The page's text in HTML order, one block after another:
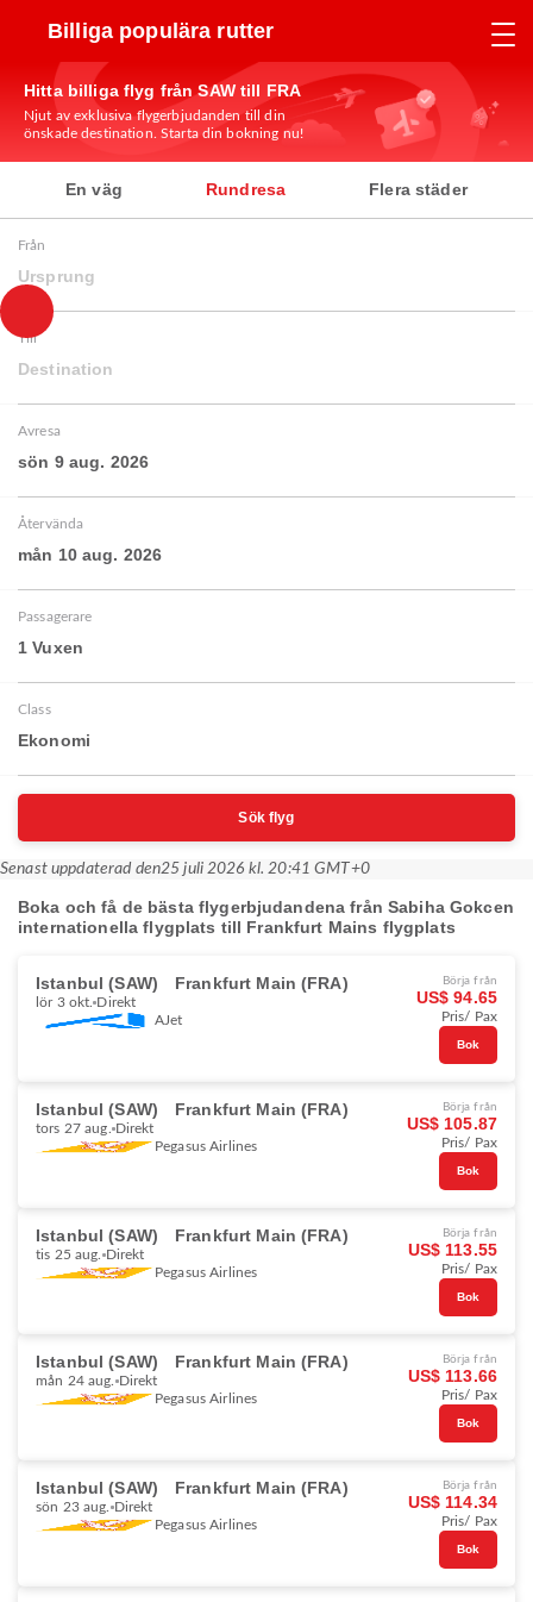
Billiga populära rutter
Hitta billiga flyg från SAW till FRA
Njut av exklusiva flygerbjudanden till din
önskade destination. Starta din bokning nu!
En väg Rundresa Flera städer
Från
Ursprung
Till
Destination
Avresa
sön 9 aug. 2026
Återvända
mån 10 aug. 2026
Passagerare
1 Vuxen
Class
Ekonomi
Sök flyg
Senast uppdaterad den25 juli 2026 kl. 20:41 GMT+0
Boka och få de bästa flygerbjudandena från Sabiha Gokcen
internationella flygplats till Frankfurt Mains flygplats
Istanbul (SAW) Frankfurt Main (FRA)
lör 3 okt. Direkt
AJet
Börja från
US$ 94.65
Pris/ Pax
Bok
Istanbul (SAW) Frankfurt Main (FRA)
tors 27 aug. Direkt
Pegasus Airlines
Börja från
US$ 105.87
Pris/ Pax
Bok
Istanbul (SAW) Frankfurt Main (FRA)
tis 25 aug. Direkt
Pegasus Airlines
Börja från
US$ 113.55
Pris/ Pax
Bok
Istanbul (SAW) Frankfurt Main (FRA)
mån 24 aug. Direkt
Pegasus Airlines
Börja från
US$ 113.66
Pris/ Pax
Bok
Istanbul (SAW) Frankfurt Main (FRA)
sön 23 aug. Direkt
Pegasus Airlines
Börja från
US$ 114.34
Pris/ Pax
Bok